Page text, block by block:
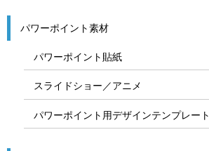
パワーポイント素材
パワーポイント貼紙
スライドショー／アニメ
パワーポイント用デザインテンプレート